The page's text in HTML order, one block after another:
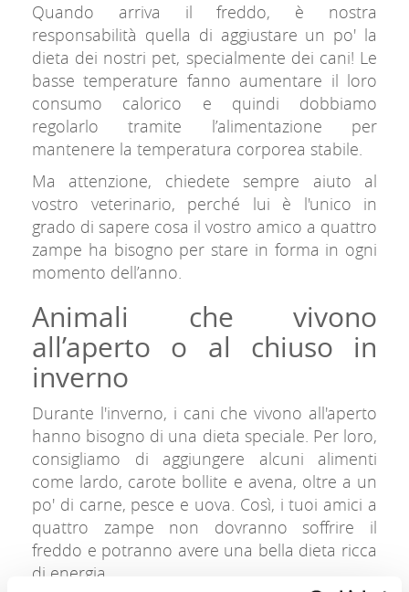
Quando arriva il freddo, è nostra
responsabilità quella di aggiustare un po' la
dieta dei nostri pet, specialmente dei cani! Le
basse temperature fanno aumentare il loro
consumo calorico e quindi dobbiamo
regolarlo tramite l’alimentazione per
mantenere la temperatura corporea stabile.
Ma attenzione, chiedete sempre aiuto al
vostro veterinario, perché lui è l'unico in
grado di sapere cosa il vostro amico a quattro
zampe ha bisogno per stare in forma in ogni
momento dell’anno.
Animali che vivono
all’aperto o al chiuso in
inverno
Durante l'inverno, i cani che vivono all'aperto
hanno bisogno di una dieta speciale. Per loro,
consigliamo di aggiungere alcuni alimenti
come lardo, carote bollite e avena, oltre a un
po' di carne, pesce e uova. Così, i tuoi amici a
quattro zampe non dovranno soffrire il
freddo e potranno avere una bella dieta ricca
di energia.